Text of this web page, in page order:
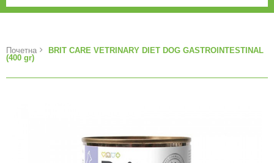
Почетна
BRIT CARE VETRINARY DIET DOG GASTROINTESTINAL
(400 gr)